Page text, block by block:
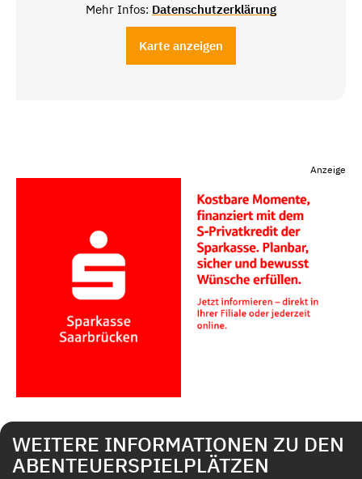
Mehr Infos: Datenschutzerklärung
Karte anzeigen
Anzeige
WEITERE INFORMATIONEN ZU DEN
ABENTEUERSPIELPLÄTZEN